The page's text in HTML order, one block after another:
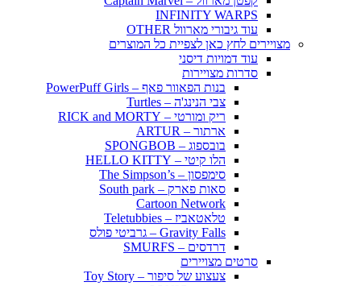
INFINITY WARPS
עוד גיבורי מארוול OTHER
מצויירים לחץ כאן לצפיית כל המוצרים
עוד דמויות דיסני
סדרות מצויירות
בנות הפאוור פאף – PowerPuff Girls
צבי הנינג'ה – Turtles
ריק ומורטי – RICK and MORTY
ארתור – ARTUR
בובספוג – SPONGBOB
הלו קיטי – HELLO KITTY
סימפסון – The Simpson’s
סאות פארק – South park
Cartoon Network
טלאטאביז – Teletubbies
Gravity Falls – גרביטי פולס
דרדסים – SMURFS
סרטים מצויירים
צעצוע של סיפור – Toy Story